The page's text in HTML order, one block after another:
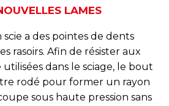
LAMES
a des pointes de dents
rasoirs. Afin de résister aux
dans le sciage, le bout
rodé pour former un rayon
sous haute pression sans